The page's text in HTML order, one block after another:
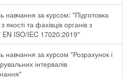
навчання за курсом: "Підготовка
якості та фахівців органів з
EN ISO/IEC 17020:2019"
навчання за курсом "Розрахунок і
інтервалів